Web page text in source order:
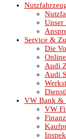
Unser
Service &
Die
Audi
Audi
VW Bank &
VW